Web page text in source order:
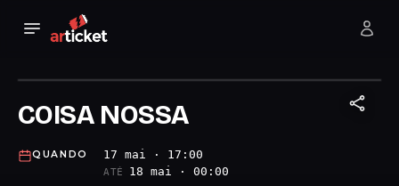
COISA NOSSA
QUANDO 17 mai · 17:00
ATÉ 18 mai · 00:00